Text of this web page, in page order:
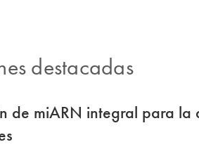
destacadas
de miARN integral para la